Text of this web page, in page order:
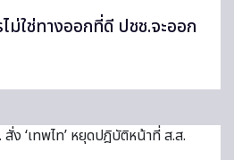
ไม่ใช่ทางออกที่ดี ปชช.จะออก